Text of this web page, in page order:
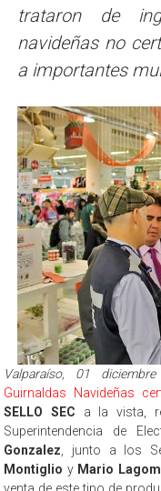
trataron de
navideñas no
a importantes
Valparaíso, 01
Guirnaldas Navideñas
SELLO SEC a la vista,
Superintendencia de
Gonzalez , junto a los
Montiglio y Mario
venta de este tipo de